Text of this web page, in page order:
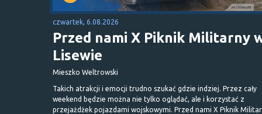
czwartek, 6.08.2026
Przed nami X Piknik Militarny
Lisewie
Mieszko Weltrowski
Takich atrakcji i emocji trudno szukać gdzie indziej. Przez cały
weekend będzie można nie tylko oglądać, ale i korzystać z
przejażdżek pojazdami wojskowymi. Przed nami X Piknik